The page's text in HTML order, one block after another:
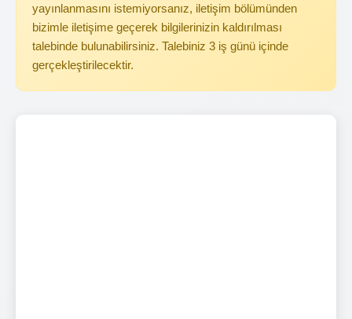
yayınlanmasını istemiyorsanız, iletişim bölümünden
bizimle iletişime geçerek bilgilerinizin kaldırılması
talebinde bulunabilirsiniz. Talebiniz 3 iş günü içinde
gerçekleştirilecektir.